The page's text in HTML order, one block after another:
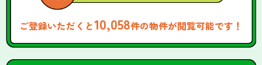
ご登録いただくと10,058件の物件が閲覧可能です！